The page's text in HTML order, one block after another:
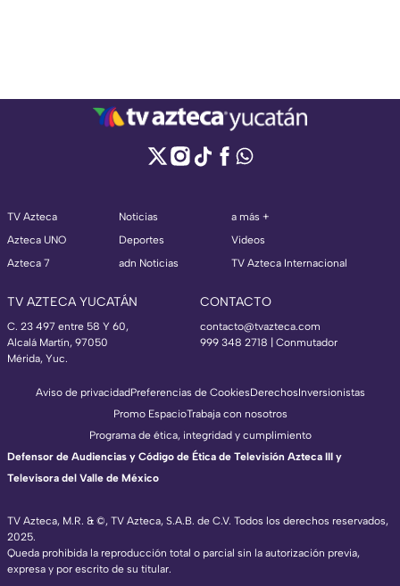
TV Azteca
Azteca UNO
Azteca 7
Noticias
Deportes
adn Noticias
a más +
Videos
TV Azteca Internacional
TV AZTECA YUCATÁN
C. 23 497 entre 58 Y 60,
Alcalá Martín, 97050
Mérida, Yuc.
CONTACTO
contacto@tvazteca.com
999 348 2718 | Conmutador
TV Azteca, M.R. & ©, TV Azteca, S.A.B. de C.V. Todos los derechos reservados,
2025.
Queda prohibida la reproducción total o parcial sin la autorización previa,
expresa y por escrito de su titular.
Aviso de privacidadPreferencias de CookiesDerechosInversionistas
Promo EspacioTrabaja con nosotros
Programa de ética, integridad y cumplimiento
Defensor de Audiencias y Código de Ética de Televisión Azteca III y
Televisora del Valle de México